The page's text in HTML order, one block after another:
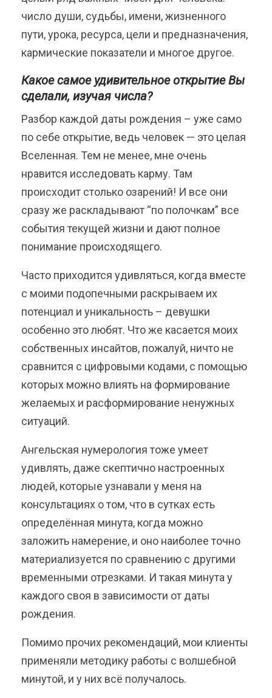
число души, судьбы, имени, жизненного
пути, урока, ресурса, цели и предназначения,
кармические показатели и многое другое.
Какое самое удивительное открытие Вы
сделали, изучая числа?
Разбор каждой даты рождения – уже само
по себе открытие, ведь человек — это целая
Вселенная. Тем не менее, мне очень
нравится исследовать карму. Там
происходит столько озарений! И все они
сразу же раскладывают “по полочкам” все
события текущей жизни и дают полное
понимание происходящего.
Часто приходится удивляться, когда вместе
с моими подопечными раскрываем их
потенциал и уникальность – девушки
особенно это любят. Что же касается моих
собственных инсайтов, пожалуй, ничто не
сравнится с цифровыми кодами, с помощью
которых можно влиять на формирование
желаемых и расформирование ненужных
ситуаций.
Ангельская нумерология тоже умеет
удивлять, даже скептично настроенных
людей, которые узнавали у меня на
консультациях о том, что в сутках есть
определённая минута, когда можно
заложить намерение, и оно наиболее точно
материализуется по сравнению с другими
временными отрезками. И такая минута у
каждого своя в зависимости от даты
рождения.
Помимо прочих рекомендаций, мои клиенты
применяли методику работы с волшебной
минутой, и у них всё получалось.